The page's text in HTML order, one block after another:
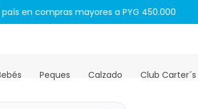
en compras mayores a PYG 450.000
Peques Calzado Club Carter´s